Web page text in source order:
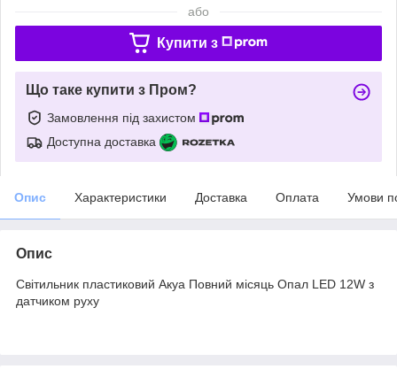
або
Купити з
Що таке купити з Пром?
Замовлення під захистом
Доступна доставка
Опис Характеристики Доставка Оплата Умови
Опис
Світильник пластиковий Акуа Повний місяць Опал LED 12W з
датчиком руху